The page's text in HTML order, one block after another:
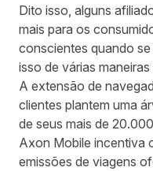
Dito isso, alguns
mais para os
conscientes quando
isso de várias
A extensão de
clientes plantem uma
de seus mais de
Axon Mobile incentiva
emissões de viagens